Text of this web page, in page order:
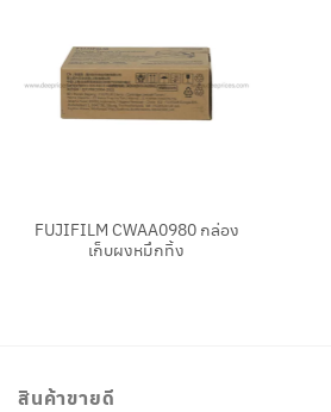
FUJIFILM CWAA0980 กล่อง
เก็บผงหมึกทิ้ง
สินค้าขายดี